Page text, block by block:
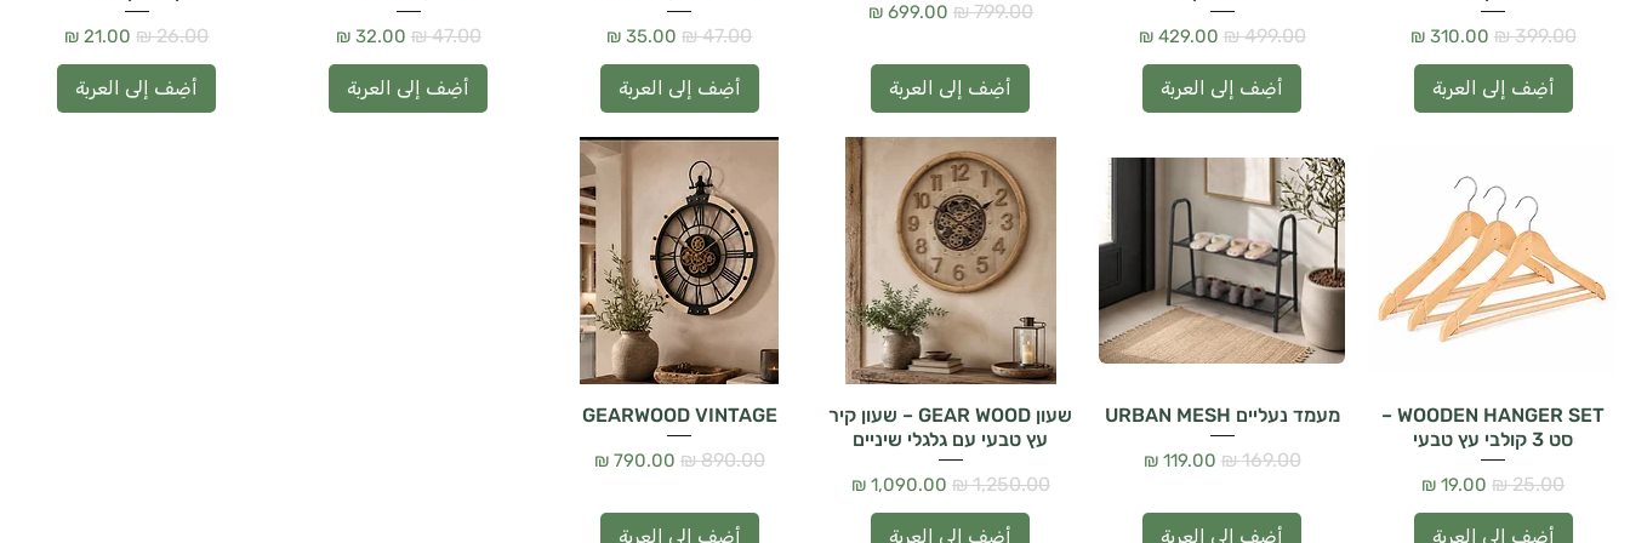
سعر عادي‏399.00 ₪ سعر البيع
أضِف إلى العربة
سعر عادي‏499.00 ₪ سعر البيع
أضِف إلى العربة
سعر عادي‏799.00 ₪ سعر البيع
أضِف إلى العربة
سعر عادي سعر البيع
أضِف إلى العربة
سعر عادي‏47.00 ₪ سعر البيع
أضِف إلى العربة
سعر عادي سعر البيع
أضِف إلى العربة
WOODEN HANGER SET –
סט 3 קולבי עץ טבעי
سعر عادي سعر البيع
أضِف إلى العربة
מעמד נעליים URBAN MESH
سعر عادي‏169.00 ₪ سعر البيع
أضِف إلى العربة
שעון GEAR WOOD – שעון קיר
עץ טבעי עם גלגלי שיניים
سعر عادي‏1,250.00 ₪ سعر البيع
أضِف إلى العربة
GEARWOOD VINTAGE
سعر عادي‏890.00 ₪ سعر البيع
أضِف إلى العربة